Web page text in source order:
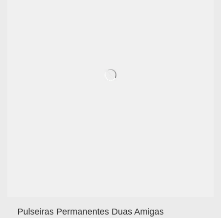
Pulseiras Permanentes Duas Amigas